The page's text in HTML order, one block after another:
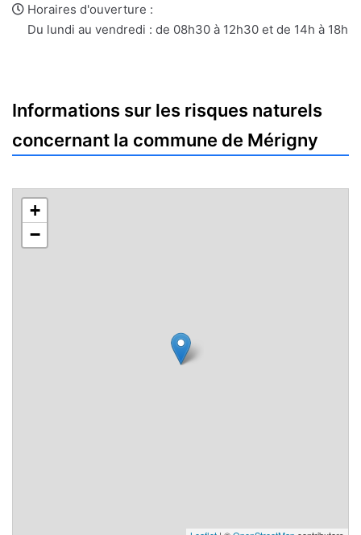
e-
mail
web
Horaires d'ouverture :
Du lundi au vendredi : de 08h30 à 12h30 et de 14h à 18h
Informations sur les risques naturels
concernant la commune de Mérigny
+
−